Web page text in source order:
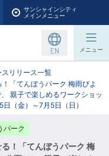
サンシャインシティ
メインメニュー
EN メニュー
リリース一覧
「てんぼうパーク 梅雨びよ
親子で楽しめるワークショッ
5日（金）～7月5日（日）
パーク
！「てんぼうパーク 梅